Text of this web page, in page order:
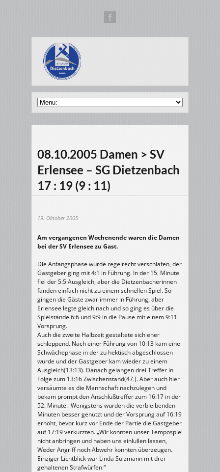
08.10.2005 Damen > SV
Erlensee – SG Dietzenbach
17 : 19 (9 : 11)
19. Oktober 2005
Am vergangenen Wochenende waren die Damen
bei der SV Erlensee zu Gast.
Die Anfangsphase wurde regelrecht verschlafen, der
Gastgeber ging mit 4:1 in Führung. In der 15. Minute
fiel der 5:5 Ausgleich, aber die Dietzenbacherinnen
fanden einfach nicht zu einem schnellen Spiel. So
gingen die Gäste zwar immer in Führung, aber
Erlensee legte gleich nach und so ging es über die
Spielstände 6:6 und 9:9 in die Pause mit einem 9:11
Vorsprung.
Auch die zweite Halbzeit gestaltete sich eher
schleppend. Nach einer Führung von 10:13 kam eine
Schwächephase in der zu hektisch abgeschlossen
wurde und der Gastgeber kam wieder zu einem
Ausgleich(13:13). Danach gelangen drei Treffer in
Folge zum 13:16 Zwischenstand(47.). Aber auch hier
versäumte es die Mannschaft nachzulegen und
bekam prompt den Anschlußtreffer zum 16:17 in der
52. Minute. Wenigstens wurden die verbleibenden
Minuten besser genutzt und der Vorsprung auf 16:19
erhöht, bevor kurz vor Ende der Partie die Gastgeber
auf 17:19 verkürzten. „Wir konnten unser Tempospiel
nicht anbringen und haben uns einlullen lassen,
Weder Angriff noch Abwehr konnten überzeugen.
Einziger Lichtblick war Linda Sulzmann mit drei
gehaltenen Strafwürfen.“